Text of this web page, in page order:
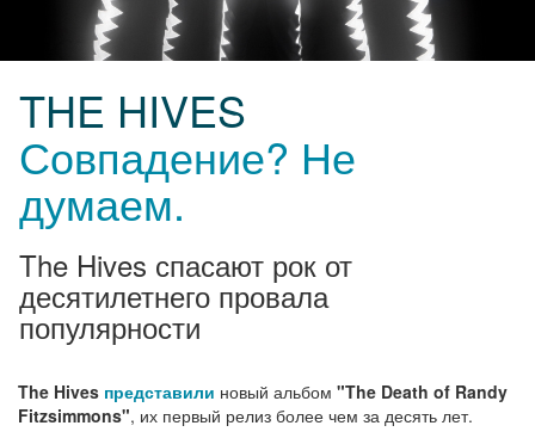
THE HIVES
Совпадение? Не
думаем.
The Hives спасают рок от
десятилетнего провала
популярности
The Hives представили новый альбом "The Death of Randy
Fitzsimmons", их первый релиз более чем за десять лет.